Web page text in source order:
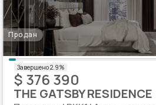
Продан
$ 376 390
THE GATSBY RESIDENCE